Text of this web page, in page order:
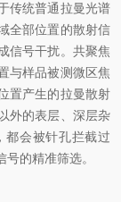
统普通拉曼光谱
全部位置的散射信
信号干扰。共聚焦
与样品被测微区焦
置产生的拉曼散射
外的表层、深层杂
都会被针孔拦截过
的精准筛选。